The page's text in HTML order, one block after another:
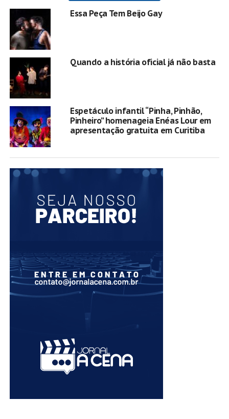
Essa Peça Tem Beijo Gay
Quando a história oficial já não basta
Espetáculo infantil “Pinha, Pinhão,
Pinheiro” homenageia Enéas Lour em
apresentação gratuita em Curitiba